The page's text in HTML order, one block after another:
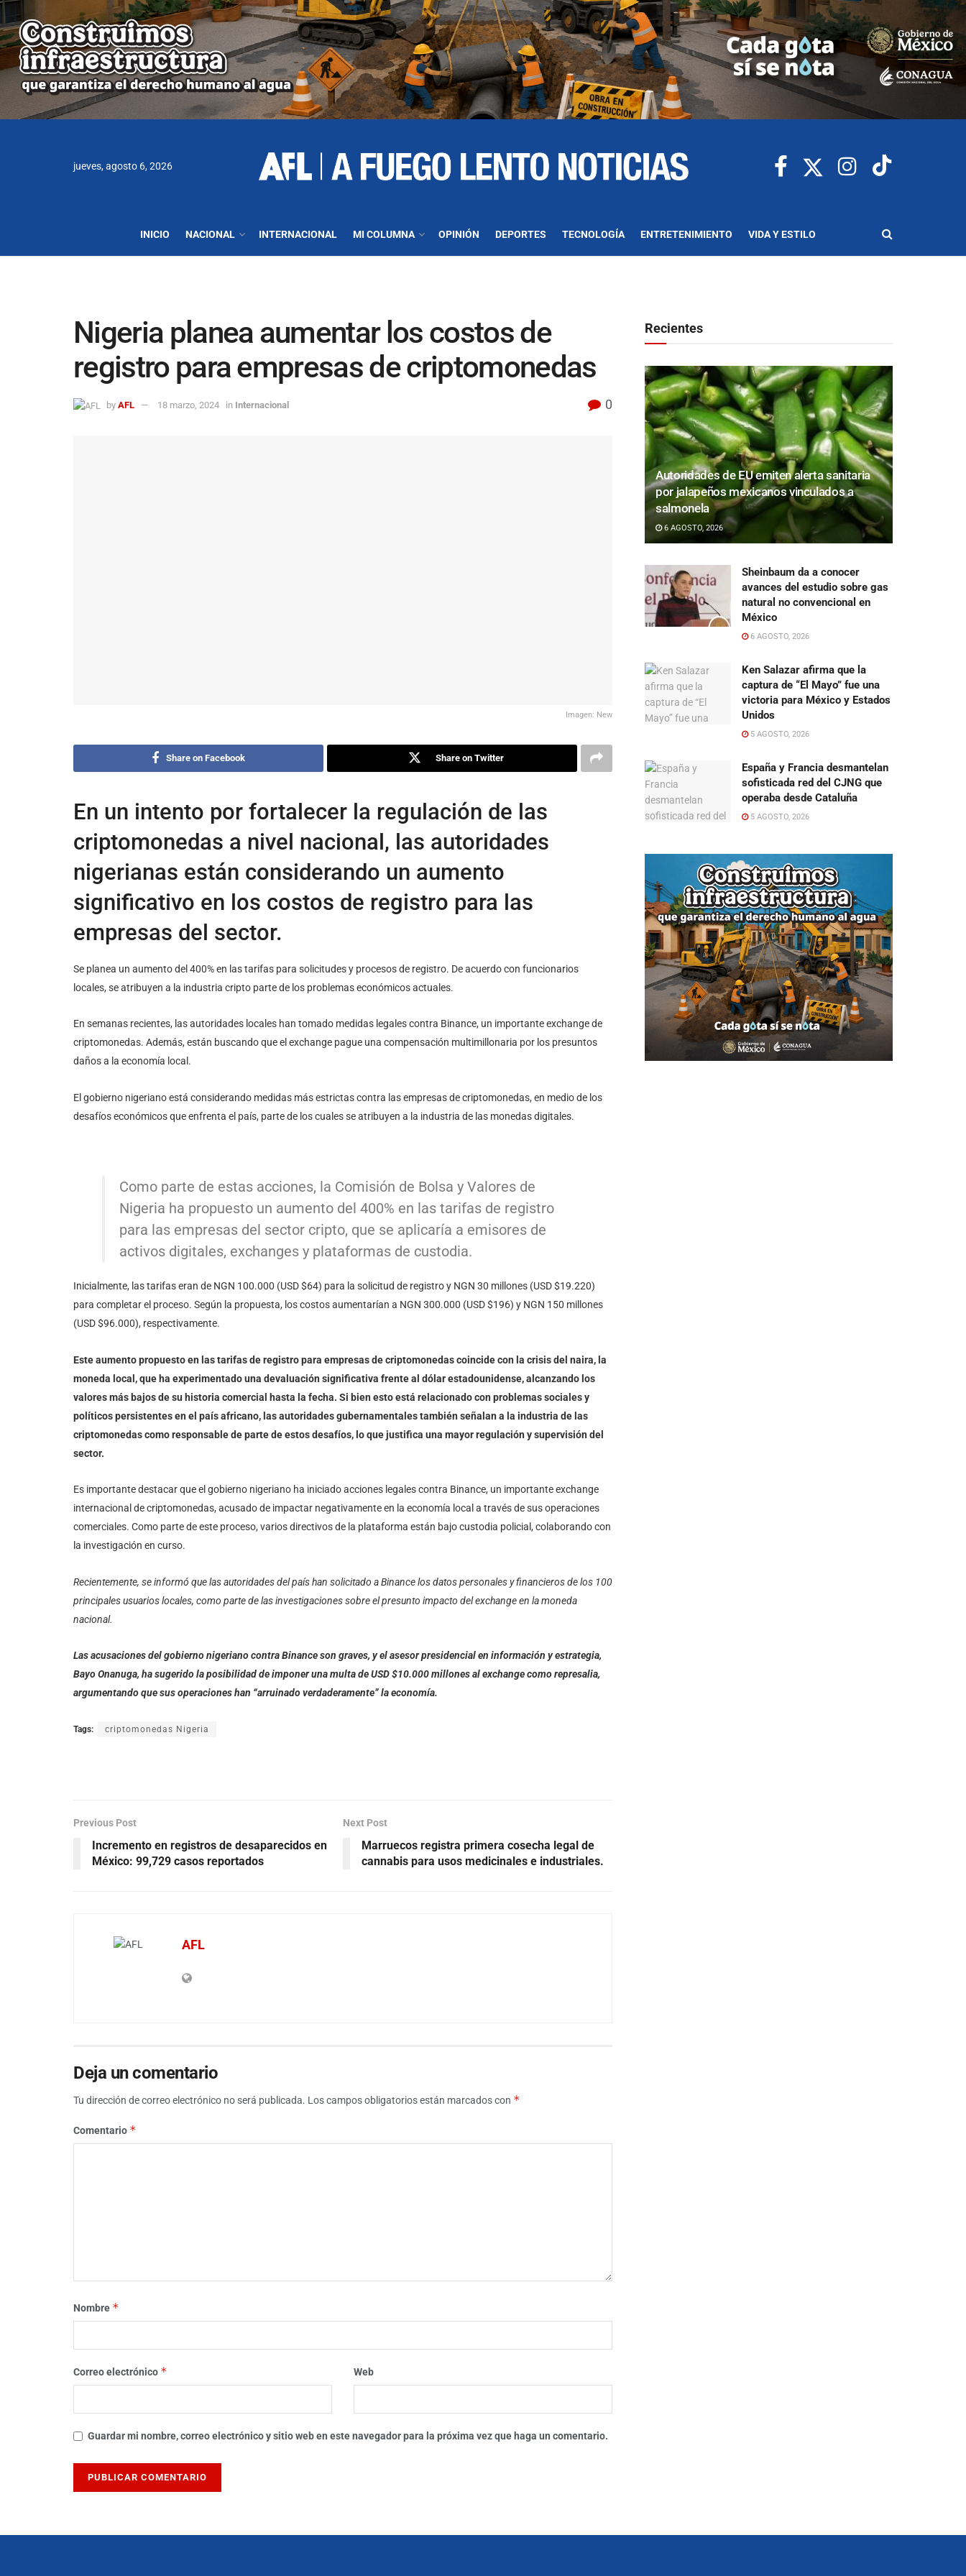
jueves, agosto 6, 2026
INICIO NACIONAL INTERNACIONAL MI COLUMNA OPINIÓN DEPORTES TECNOLOGÍA ENTRETENIMIENTO VIDA Y ESTILO
Nigeria planea aumentar los costos de
registro para empresas de criptomonedas
by AFL 18 marzo, 2024 in Internacional 0
Imagen: New
Share on Facebook Share on Twitter
En un intento por fortalecer la regulación de las
criptomonedas a nivel nacional, las autoridades
nigerianas están considerando un aumento
significativo en los costos de registro para las
empresas del sector.
Se planea un aumento del 400% en las tarifas para solicitudes y procesos de registro. De acuerdo con funcionarios
locales, se atribuyen a la industria cripto parte de los problemas económicos actuales.
En semanas recientes, las autoridades locales han tomado medidas legales contra Binance, un importante exchange de
criptomonedas. Además, están buscando que el exchange pague una compensación multimillonaria por los presuntos
daños a la economía local.
El gobierno nigeriano está considerando medidas más estrictas contra las empresas de criptomonedas, en medio de los
desafíos económicos que enfrenta el país, parte de los cuales se atribuyen a la industria de las monedas digitales.
Como parte de estas acciones, la Comisión de Bolsa y Valores de
Nigeria ha propuesto un aumento del 400% en las tarifas de registro
para las empresas del sector cripto, que se aplicaría a emisores de
activos digitales, exchanges y plataformas de custodia.
Inicialmente, las tarifas eran de NGN 100.000 (USD $64) para la solicitud de registro y NGN 30 millones (USD $19.220)
para completar el proceso. Según la propuesta, los costos aumentarían a NGN 300.000 (USD $196) y NGN 150 millones
(USD $96.000), respectivamente.
Este aumento propuesto en las tarifas de registro para empresas de criptomonedas coincide con la crisis del naira, la
moneda local, que ha experimentado una devaluación significativa frente al dólar estadounidense, alcanzando los
valores más bajos de su historia comercial hasta la fecha. Si bien esto está relacionado con problemas sociales y
políticos persistentes en el país africano, las autoridades gubernamentales también señalan a la industria de las
criptomonedas como responsable de parte de estos desafíos, lo que justifica una mayor regulación y supervisión del
sector.
Es importante destacar que el gobierno nigeriano ha iniciado acciones legales contra Binance, un importante exchange
internacional de criptomonedas, acusado de impactar negativamente en la economía local a través de sus operaciones
comerciales. Como parte de este proceso, varios directivos de la plataforma están bajo custodia policial, colaborando con
la investigación en curso.
Recientemente, se informó que las autoridades del país han solicitado a Binance los datos personales y financieros de los 100
principales usuarios locales, como parte de las investigaciones sobre el presunto impacto del exchange en la moneda
nacional.
Las acusaciones del gobierno nigeriano contra Binance son graves, y el asesor presidencial en información y estrategia,
Bayo Onanuga, ha sugerido la posibilidad de imponer una multa de USD $10.000 millones al exchange como represalia,
argumentando que sus operaciones han “arruinado verdaderamente” la economía.
Tags: criptomonedas Nigeria
Previous Post
Incremento en registros de desaparecidos en
México: 99,729 casos reportados
Next Post
Marruecos registra primera cosecha legal de
cannabis para usos medicinales e industriales.
AFL
Deja un comentario
Tu dirección de correo electrónico no será publicada. Los campos obligatorios están marcados con *
Comentario *
Nombre *
Correo electrónico * Web
Guardar mi nombre, correo electrónico y sitio web en este navegador para la próxima vez que haga un comentario.
Recientes
Autoridades de EU emiten alerta sanitaria
por jalapeños mexicanos vinculados a
salmonela
6 AGOSTO, 2026
Sheinbaum da a conocer
avances del estudio sobre gas
natural no convencional en
México
6 AGOSTO, 2026
Ken Salazar afirma que la
captura de “El Mayo” fue una
victoria para México y Estados
Unidos
5 AGOSTO, 2026
España y Francia desmantelan
sofisticada red del CJNG que
operaba desde Cataluña
5 AGOSTO, 2026